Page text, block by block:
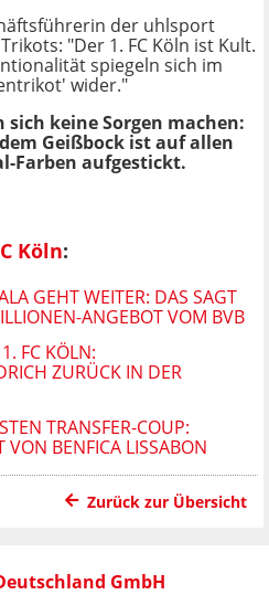
der uhlsport
"Der 1. FC Köln ist Kult.
spiegeln sich im
wider."
sich keine Sorgen machen:
Geißbock ist auf allen
Farben aufgestickt.
Köln:
GEHT WEITER: DAS SAGT
ANGEBOT VOM BVB
FC KÖLN:
ZURÜCK IN DER
TRANSFER-COUP:
BENFICA LISSABON
Zurück zur Übersicht
GmbH